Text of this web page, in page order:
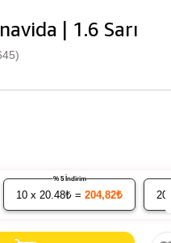
| 1.6 Sarı
10 x 20.48₺ = 204,82₺
% 5 İndirim
20